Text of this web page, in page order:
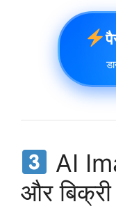
AI
और बिक्री